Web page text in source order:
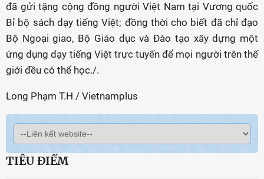
đã gửi tặng cộng đồng người Việt Nam tại Vương quốc
Bỉ bộ sách dạy tiếng Việt; đồng thời cho biết đã chỉ đạo
Bộ Ngoại giao, Bộ Giáo dục và Đào tạo xây dựng một
ứng dụng dạy tiếng Việt trực tuyến để mọi người trên thế
giới đều có thể học./.
Long Phạm T.H / Vietnamplus
TIÊU ĐIỂM